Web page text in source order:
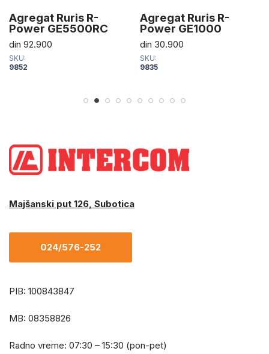
Agregat Ruris R-
Power GE5500RC
din 92.900
SKU:
9852
Agregat Ruris R-
Power GE1000
din 30.900
SKU:
9835
Majšanski put 126, Subotica
024/576-252
PIB: 100843847
MB: 08358826
Radno vreme: 07:30 – 15:30 (pon-pet)